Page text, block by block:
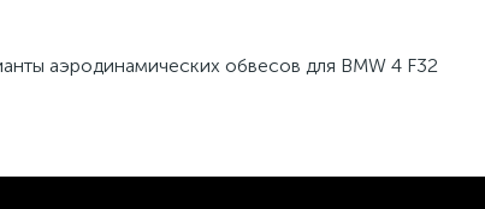
аэродинамических обвесов для BMW 4 F32